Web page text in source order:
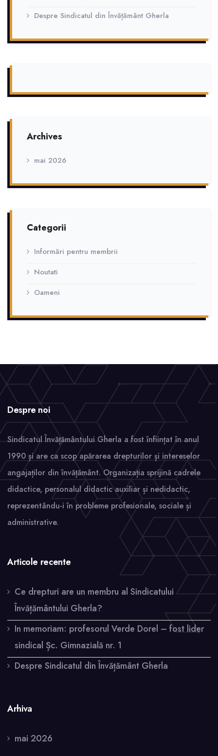
Despre Sindicatul din Învățământ Gherla
Archives
mai 2026
Categorii
Informări pentru membrii
Noutati
Oameni
Despre noi
Sindicatul Învățământului Gherla a fost înființat în anul
1990 și are ca scop apărarea drepturilor și intereselor
angajaților din învățământ. Organizația sprijină cadrele
didactice, personalul didactic auxiliar și nedidactic,
reprezentându-i în probleme profesionale, sociale și
administrative.
Articole recente
Ce drepturi are un membru al Sindicatului
Învățământului Gherla?
In memoriam: profesorul Verde Dorel – fost lider
sindical Șc. Gimnazială nr. 1
Despre Sindicatul din Învățământ Gherla
Arhiva
mai 2026